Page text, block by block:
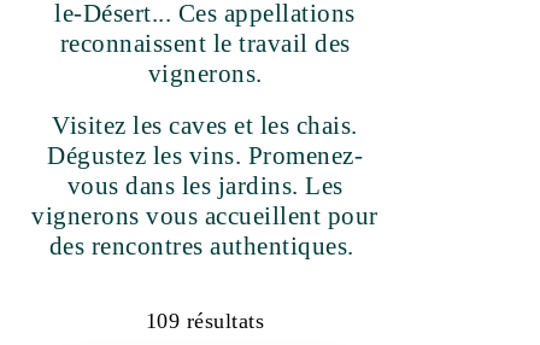
le-Désert... Ces appellations
reconnaissent le travail des
vignerons.
Visitez les caves et les chais.
Dégustez les vins. Promenez-
vous dans les jardins. Les
vignerons vous accueillent pour
des rencontres authentiques.
109résultats